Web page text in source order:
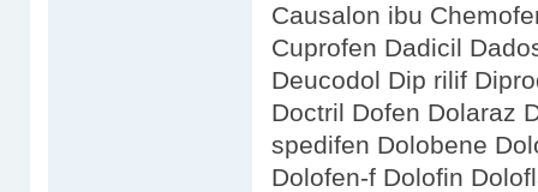
Causalon ibu
Cuprofen Dadicil
Deucodol Dip rilif
Doctril Dofen Dolaraz
spedifen Dolobene
Dolofen-f Dolofin